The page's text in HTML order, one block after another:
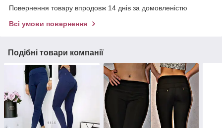
Повернення товару впродовж 14 днів за домовленістю
Всі умови повернення
Подібні товари компанії